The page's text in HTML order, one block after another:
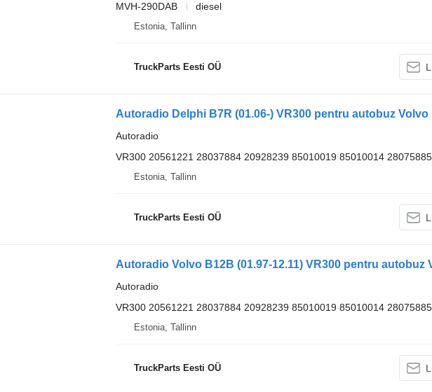
MVH-290DAB
diesel
Estonia, Tallinn
TruckParts Eesti OÜ
Autoradio Delphi B7R (01.06-) VR300 pentru autobuz Volvo
Autoradio
VR300 20561221 28037884 20928239 85010019 85010014
Estonia, Tallinn
TruckParts Eesti OÜ
Autoradio
VR300 20561221 28037884 20928239 85010019 85010014
Estonia, Tallinn
TruckParts Eesti OÜ